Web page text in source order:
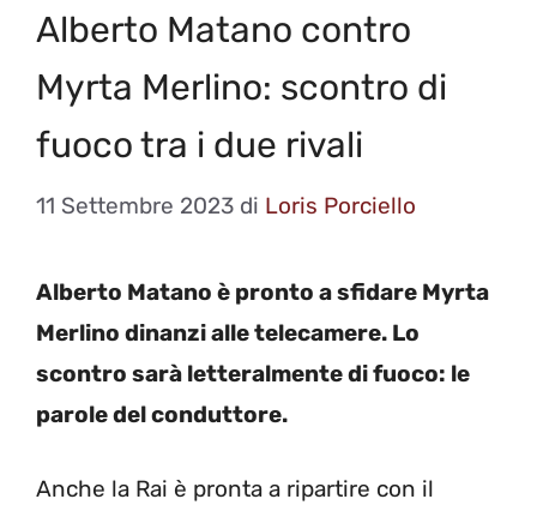
Alberto Matano contro
Myrta Merlino: scontro di
fuoco tra i due rivali
11 Settembre 2023 di Loris Porciello
Alberto Matano è pronto a sfidare Myrta
Merlino dinanzi alle telecamere. Lo
scontro sarà letteralmente di fuoco: le
parole del conduttore.
Anche la Rai è pronta a ripartire con il